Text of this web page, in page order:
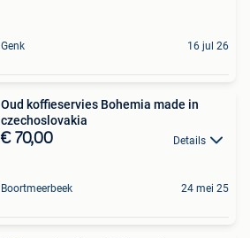
Genk 16 jul 26
Oud koffieservies Bohemia made in
czechoslovakia
€ 70,00 Details
Boortmeerbeek 24 mei 25